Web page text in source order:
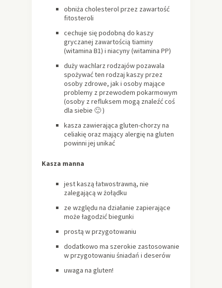
obniża cholesterol przez zawartość
fitosteroli
cechuje się podobną do kaszy
gryczanej zawartością tiaminy
(witamina B1) i niacyny (witamina PP)
duży wachlarz rodzajów pozawala
spożywać ten rodzaj kaszy przez
osoby zdrowe, jak i osoby mające
problemy z przewodem pokarmowym
(osoby z refluksem mogą znaleźć coś
dla siebie 🙂 )
kasza zawierająca gluten-chorzy na
celiakię oraz mający alergię na gluten
powinni jej unikać
Kasza manna
jest kaszą łatwostrawną, nie
zalegającą w żołądku
ze względu na działanie zapierające
może łagodzić biegunki
prostą w przygotowaniu
dodatkowo ma szerokie zastosowanie
w przygotowaniu śniadań i deserów
uwaga na gluten!